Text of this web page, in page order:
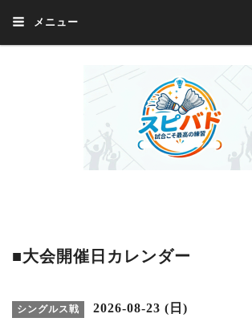
メニュー
■大会開催日カレンダー
シングルス戦 2026-08-23 (日)